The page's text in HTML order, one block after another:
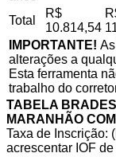
Total
R$
10.814,54
IMPORTANTE!
alterações a
Esta ferramenta
trabalho do
TABELA
MARANHÃO
Taxa de Inscrição:
acrescentar IOF